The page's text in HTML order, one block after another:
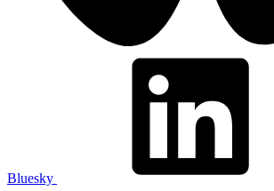
Bluesky